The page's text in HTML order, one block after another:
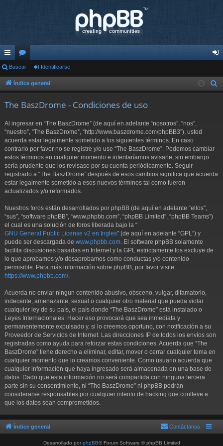
nl
ac
pi
do
s
or
os nti
Buscar Identificarse
Índice general
The BaszDrome - Condiciones de uso
Al ingresar en “The BaszDrome” (de aquí en adelante “nosotros”, “nos”,
“nuestro”, “The BaszDrome”, “http://www.baszdrome.com/phpBB3”), usted
acuerda estar legalmente sometido a los siguientes términos. En caso
contrario por favor no se registre y/o use “The BaszDrome”. Podemos cambiar
estos términos en cualquier momento e intentaríamos avisarle, sin embargo
sería prudente que los revisase por su cuenta periódicamente. Seguir
registrado a “The BaszDrome” después de esos cambios significa que acuerda
estar legalmente sometido a esos nuevos términos tal como fueron
actualizados y/o reformados.
Nuestros foros están desarrollados por phpBB (de aquí en adelante “ellos”,
“sus”, “software phpBB”, “www.phpbb.com”, “phpBB Limited”, “phpBB Teams”)
el cual es una solución de foros liberada bajo la “
GNU General Public License v2 en Ingles” (de aquí en adelante “GPL”) y
puede ser descargada de www.phpbb.com . El software phpBB solamente
facilita discusiones basadas en Internet y la GPL estrictamente los excluye de
lo que aprobamos y/o desaprobamos como conductas y/o contenido
permisible. Para más información sobre phpBB, por favor visite:
https://www.phpbb.com/.
Acuerda no enviar ningun contenido abusivo, obsceno, vulgar, difamatorio,
indecente, amenazante, sexual o cualquier otro material que pueda violar
cualquier ley de su país, el país donde “The BaszDrome” está instalado o
Leyes Internacionales. Hacer eso provocará que sea inmediata y
permanentemente expulsado y, si lo creemos oportuno, con notificación a su
Proveedor de Servicios de Internet. Las direcciones IP de todos los envíos son
registradas como ayuda para reforzar estas condiciones. Acuerda que “The
BaszDrome” tiene derecho a eliminar, editar, mover o cerrar cualquier tema en
cualquier momento que lo creamos conveniente. Como usuario acuerda que
cualquier información que haya ingresado será almacenada en una base de
datos. Dado que esta información no será compartida con ninguna tercera
parte sin su consentimiento, ni “The BaszDrome” ni phpBB podrán
considerarse responsables por cualquier intento de hacking que conlleve a
que los datos sean comprometidos.
Índice general Contáctanos
Desarrollado por phpBB® Forum Software © phpBB Limited